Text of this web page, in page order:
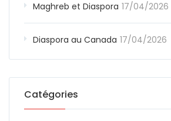
Maghreb et Diaspora 17/04/2026
Diaspora au Canada 17/04/2026
Catégories